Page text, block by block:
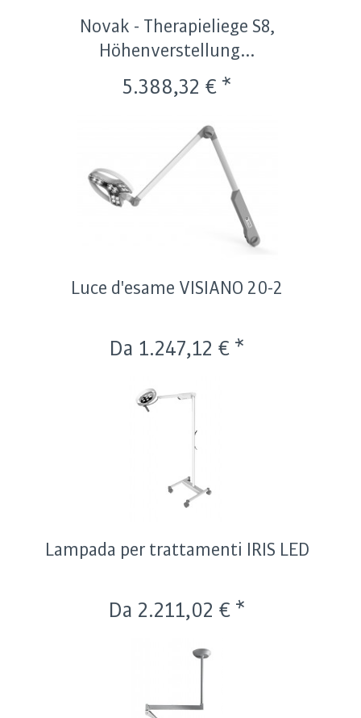
Novak - Therapieliege S8,
Höhenverstellung...
5.388,32 € *
Luce d'esame VISIANO 20-2
Da 1.247,12 € *
Lampada per trattamenti IRIS LED
Da 2.211,02 € *